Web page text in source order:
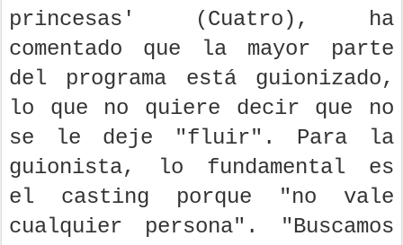
princesas' (Cuatro), ha
comentado que la mayor parte
del programa está guionizado,
lo que no quiere decir que no
se le deje "fluir". Para la
guionista, lo fundamental es
el casting porque "no vale
cualquier persona". "Buscamos